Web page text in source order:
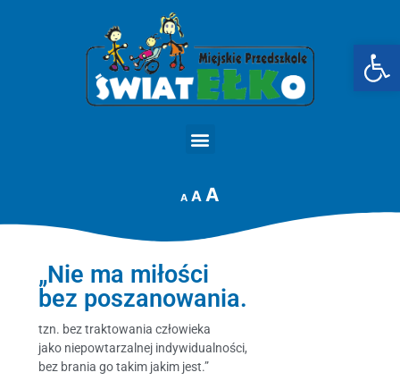
A A A
„Nie ma miłości
bez poszanowania.
tzn. bez traktowania człowieka
jako niepowtarzalnej indywidualności,
bez brania go takim jakim jest.”